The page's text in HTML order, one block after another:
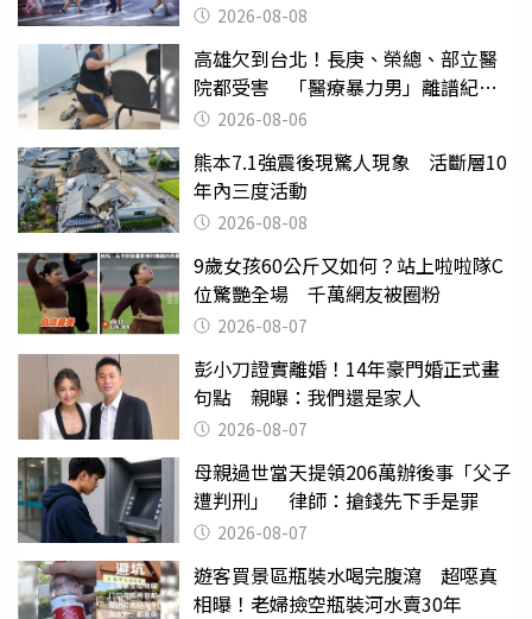
2026-08-08
高雄欠到台北！長庚、榮總、部立醫
院都受害 「醫療暴力男」離譜紀錄
曝光2026-08-06
熊本7.1強震後現驚人現象 活斷層10
年內三度活動
2026-08-08
9歲女孩60公斤又如何？站上啦啦隊C
位驚艷全場 千萬網友被圈粉
2026-08-07
彭小刀證實離婚！14年豪門婚正式畫
句點 親曝：我們還是家人
2026-08-07
母親過世當天提領206萬辦後事「父子
遭判刑」 律師：搶錢先下手是罪
2026-08-07
遊客買景區瓶裝水喝完腹瀉 超噁真
相曝！老婦撿空瓶裝河水賣30年